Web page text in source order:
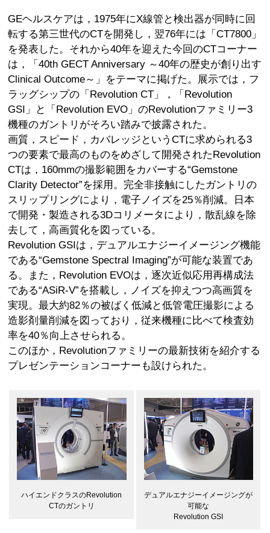
GEヘルスケアは，1975年にX線管と検出器が同時に回
転する第三世代のCTを開発し，翌76年には「CT7800」
を発表した。それから40年を迎えた今回のCTコーナー
は，「40th GECT Anniversary ～40年の歴史が創り出す
Clinical Outcome～」をテーマに掲げた。展示では，フ
ラッグシップの「Revolution CT」，「Revolution
GSI」と「Revolution EVO」のRevolutionファミリー3
機種のガントリがそろい踏みで披露された。
画質，スピード，カバレッジというCTに求められる3
つの要素で最高のものをめざして開発されたRevolution
CTは，160mmの撮影範囲をカバーする“Gemstone
Clarity Detector”を採用。完全非接触にしたガントリの
スリップリングにより，電子ノイズを25％削減。日本
で開発・製造される3Dコリメータにより，散乱線を除
去して，高画質化を図っている。
Revolution GSIは，デュアルエナジーイメージング機能
である“Gemstone Spectral Imaging”が可能な装置であ
る。また，Revolution EVOは，逐次近似応用再構成法
である“ASiR-V”を搭載し，ノイズを抑えつつ高画質を
実現。最大約82％の被ばく低減と低管電圧撮影による
造影剤量削減を図っており，従来機種に比べて検査効
率を40％向上させられる。
このほか，Revolutionファミリーの最新技術を紹介する
プレゼンテーションコーナーも設けられた。
ハイエンドクラスのRevolution
CTのガントリ
デュアルエナジーイメージングが
可能な
Revolution GSI